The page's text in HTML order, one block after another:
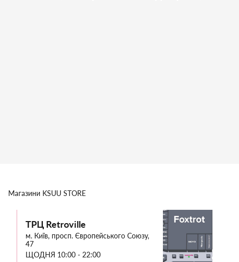
Магазини KSUU STORE
ТРЦ Retroville
м. Київ, просп. Європейського Союзу,
47
ЩОДНЯ 10:00 - 22:00